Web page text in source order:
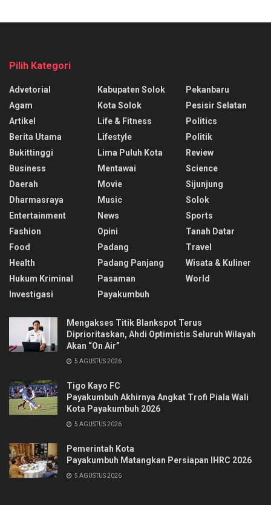
Pilih Kategori
Advetorial
Agam
Artikel
Berita Utama
Bukittinggi
Business
Daerah
Dharmasraya
Entertainment
Fashion
Food
Health
Hukum Kriminal
Investigasi
Kabupaten Solok
Kota Solok
Life & Fitness
Lifestyle
Lima Puluh Kota
Mentawai
Movie
Music
News
Opini
Padang
Padang Panjang
Pasaman
Payakumbuh
Pekanbaru
Pesisir Selatan
Politics
Politik
Review
Science
Sijunjung
Solok
Sports
Tanah Datar
Travel
Wisata & Kuliner
World
Mengakses Titik Blankspot Terus
Diprioritaskan, Ahdi Optimistis Seluruh Wilayah
Akan “On Air”
5 AGUSTUS 2026
Tigo Kayo FC
Payakumbuh Akhirnya Angkat Trofi Piala Wali
Kota Payakumbuh 2026
5 AGUSTUS 2026
Pemerintah Kota
Payakumbuh Matangkan Persiapan IHRC 2026
5 AGUSTUS 2026